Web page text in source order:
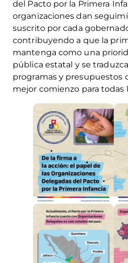
del Pacto por la Primera
organizaciones dan
suscrito por cada
contribuyendo a que la
mantenga como una
pública estatal y se
programas y presupuestos
mejor comienzo para todas